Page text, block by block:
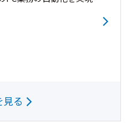
見る